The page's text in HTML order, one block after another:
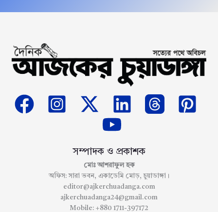
সম্পাদক ও প্রকাশক
মোঃ আশরাফুল হক
অফিস: সারা ভবন, একাডেমি মোড়, চুয়াডাঙ্গা।
editor@ajkerchuadanga.com
ajkerchuadanga24@gmail.com
Mobile: +880 1711-397172